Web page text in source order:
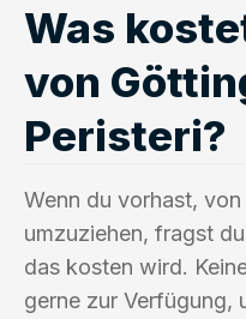
Was
von
Peristeri?
Wenn du vorhast,
umzuziehen, fragst
das kosten wird.
gerne zur Verfügung,